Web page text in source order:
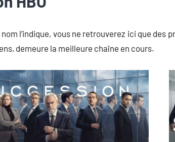
l’indique, vous ne retrouverez ici que des
demeure la meilleure chaîne en cours.